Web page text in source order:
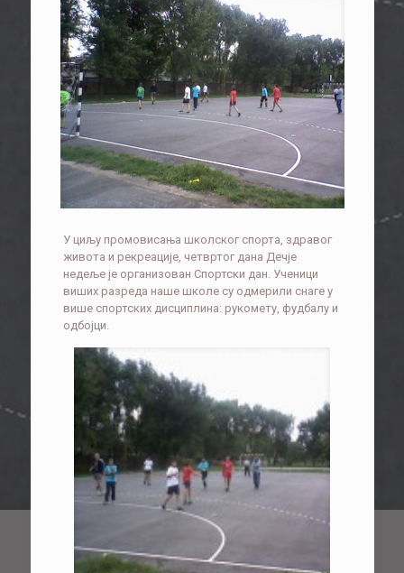
У циљу промовисања школског спорта, здравог
живота и рекреације, четвртог дана Дечје
недеље је организован Спортски дан. Ученици
виших разреда наше школе су одмерили снаге у
више спортских дисциплина: рукомету, фудбалу и
одбојци.